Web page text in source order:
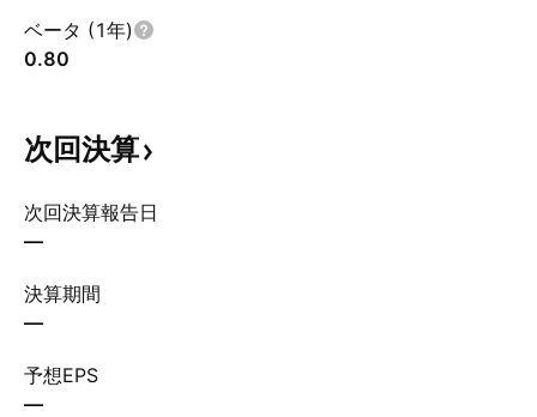
ベータ (1年)
0.80
次回決算
次回決算報告日
—
決算期間
—
予想EPS
—